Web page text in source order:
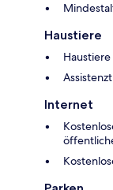
Haustiere
Internet